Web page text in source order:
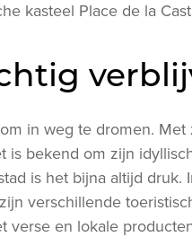
kasteel Place de la
in weg te dromen.
is bekend om zijn
is het bijna altijd
verschillende
verse en lokale